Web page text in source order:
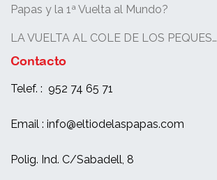
Papas y la 1ª Vuelta al Mundo?
LA VUELTA AL COLE DE LOS PEQUES…
Contacto
Telef. : 952 74 65 71
Email : info@eltiodelaspapas.com
Polig. Ind. C/Sabadell, 8